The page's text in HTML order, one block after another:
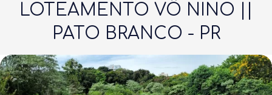
LOTEAMENTO VÔ NINO ||
PATO BRANCO - PR